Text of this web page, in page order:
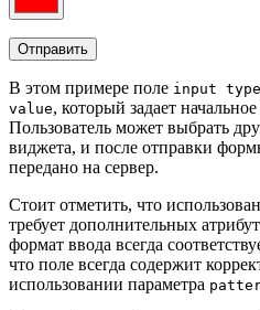
В этом примере поле input
value, который задает
Пользователь может выбрать
виджета, и после отправки
передано на сервер.
Стоит отметить, что
требует дополнительных
формат ввода всегда
что поле всегда содержит
использовании параметра